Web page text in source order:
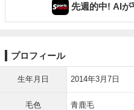
先週的中! AIが
プロフィール
生年月日 2014年3月7日
毛色 青鹿毛